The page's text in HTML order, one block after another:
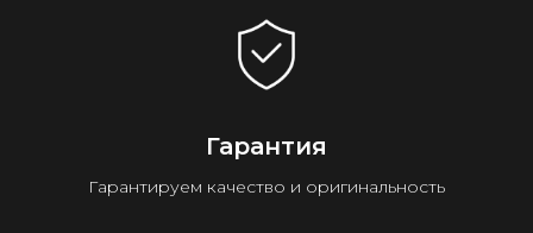
Гарантия
Гарантируем качество и оригинальность